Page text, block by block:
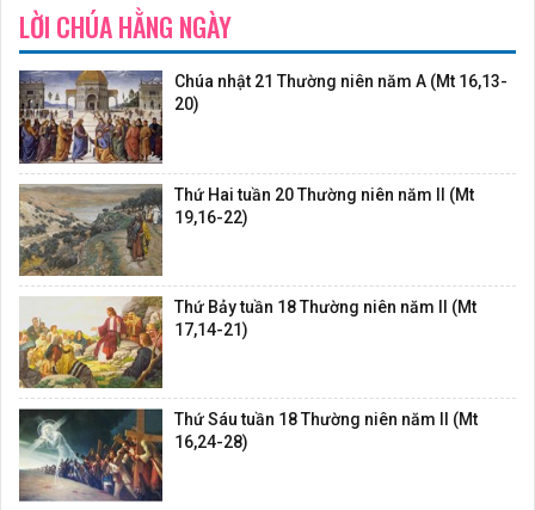
LỜI CHÚA HẰNG NGÀY
Chúa nhật 21 Thường niên năm A (Mt 16,13-
20)
Thứ Hai tuần 20 Thường niên năm II (Mt
19,16-22)
Thứ Bảy tuần 18 Thường niên năm II (Mt
17,14-21)
Thứ Sáu tuần 18 Thường niên năm II (Mt
16,24-28)